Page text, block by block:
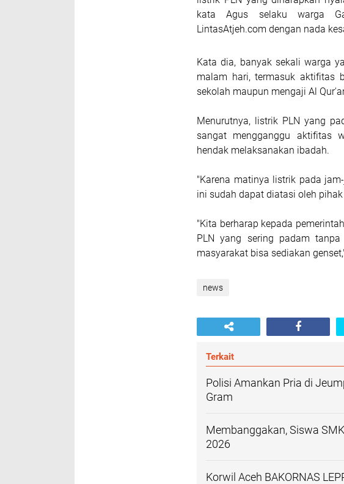
kata Agus selaku warga
LintasAtjeh.com dengan nada
Kata dia, banyak sekali warga
malam hari, termasuk aktifitas
sekolah maupun mengaji Al
Menurutnya, listrik PLN yang
sangat mengganggu aktifitas
hendak melaksanakan ibadah.
"Karena matinya listrik pada
ini sudah dapat diatasi oleh pihak
"Kita berharap kepada
PLN yang sering padam
masyarakat bisa sediakan
news
Terkait
Polisi Amankan Pria di
Gram
Membanggakan, Siswa
2026
Korwil Aceh BAKORNAS